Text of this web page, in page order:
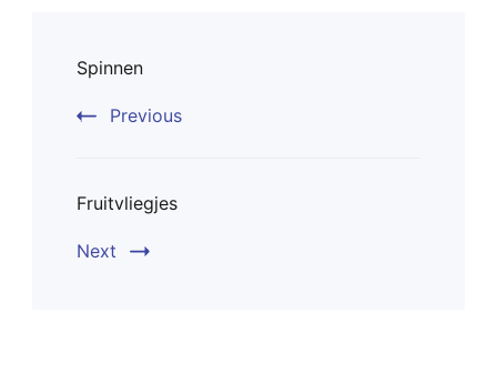
Navigation
Spinnen
Previous
Fruitvliegjes
Next